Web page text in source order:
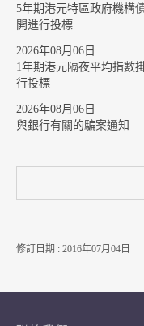
5年期港元特區政府機構
開進行投標
2026年08月06日
1年期港元隔夜平均指數
行投標
2026年08月06日
與銀行有關的騙案通知
修訂日期 : 2016年07月04日